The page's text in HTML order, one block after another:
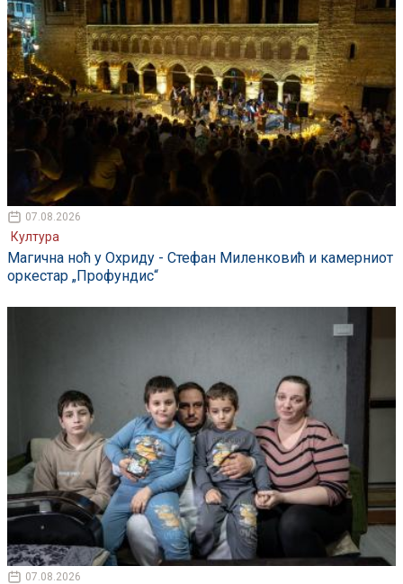
07.08.2026
Култура
Магична ноћ у Охриду - Стефан Миленковић и камерниот
оркестар „Профундис“
07.08.2026